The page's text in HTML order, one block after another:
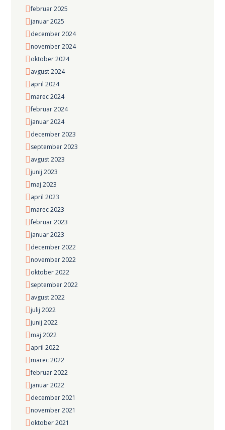
februar 2025
januar 2025
december 2024
november 2024
oktober 2024
avgust 2024
april 2024
marec 2024
februar 2024
januar 2024
december 2023
september 2023
avgust 2023
junij 2023
maj 2023
april 2023
marec 2023
februar 2023
januar 2023
december 2022
november 2022
oktober 2022
september 2022
avgust 2022
julij 2022
junij 2022
maj 2022
april 2022
marec 2022
februar 2022
januar 2022
december 2021
november 2021
oktober 2021